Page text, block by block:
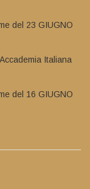
del 23 GIUGNO
Italiana
del 16 GIUGNO